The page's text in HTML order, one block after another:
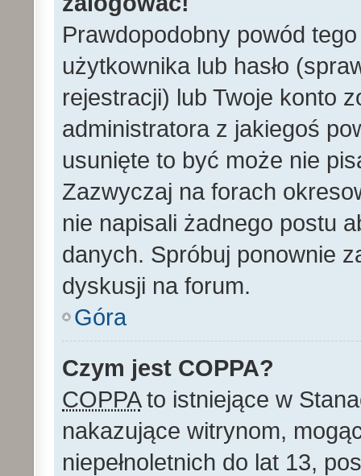
Prawdopodobny powód
użytkownika lub hasło
rejestracji) lub Twoje konto
administratora z jakiegoś
usunięte to być może nie
Zazwyczaj na forach
nie napisali żadnego postu
danych. Spróbuj ponownie
dyskusji na forum.
Góra
Czym jest COPPA?
COPPAto istniejące w
nakazujące witrynom,
niepełnoletnich do lat 13,